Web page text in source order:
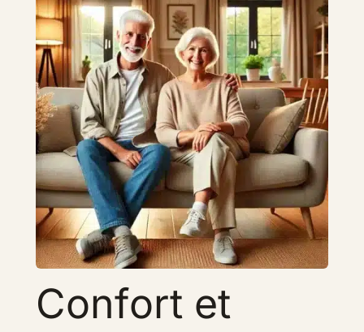
Confort et